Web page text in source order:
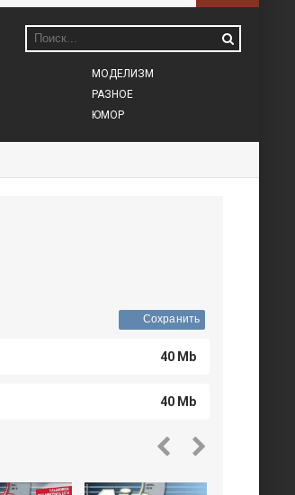
МОДЕЛИЗМ
РАЗНОЕ
ЮМОР
Сохранить
40 Mb
40 Mb